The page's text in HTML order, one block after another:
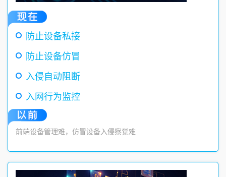
防止设备私接
防止设备仿冒
入侵自动阻断
入网行为监控
前端设备管理难，仿冒设备入侵察觉难